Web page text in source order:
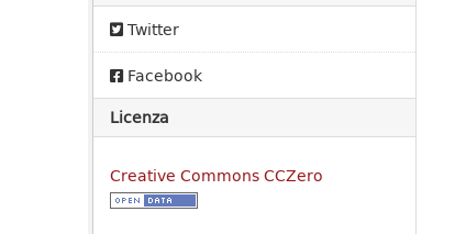
Twitter
Facebook
Licenza
Creative Commons CCZero